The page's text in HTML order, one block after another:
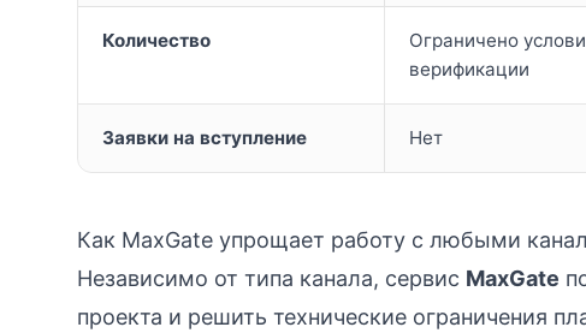
Количество
Ограничено
верификации
Заявки на вступление Нет
Как MaxGate упрощает работу с любыми
Независимо от типа канала, сервис MaxGate
проекта и решить технические ограничения